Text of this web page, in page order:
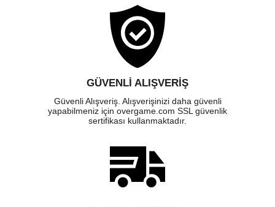
DEĞİŞTİRİLEBİLİR D-PAD KAPAĞI
Force GC30 oyun kolları ile birlikte 2 adet manyetik özellikli D-
rahat oynayabilirsiniz.GÜVENLI ALIŞVERIŞ
Güvenli Alışveriş. Alışverişinizi daha güvenli
yapabilmeniz için overgame.com SSL güvenlik
sertifikası kullanmaktadır.